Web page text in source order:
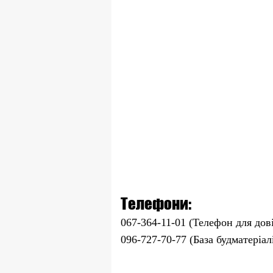
Телефони:
067-364-11-01 (Телефон для
096-727-70-77 (База